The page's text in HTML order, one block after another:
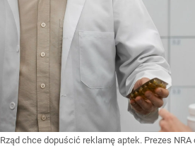
Rząd chce dopuścić reklamę aptek. Prezes NRA